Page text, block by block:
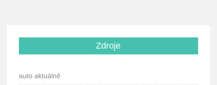
Zdroje
auto aktuálně